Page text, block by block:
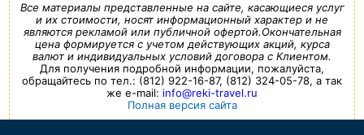
Все материалы представленные на сайте, касающиеся услуг
и их стоимости, носят информационный характер и не
являются рекламой или публичной офертой.Окончательная
цена формируется с учетом действующих акций, курса
валют и индивидуальных условий договора с Клиентом.
Для получения подробной информации, пожалуйста,
обращайтесь по тел.: (812) 922-16-87, (812) 324-05-78, а так
же e-mail: info@reki-travel.ru
Полная версия сайта